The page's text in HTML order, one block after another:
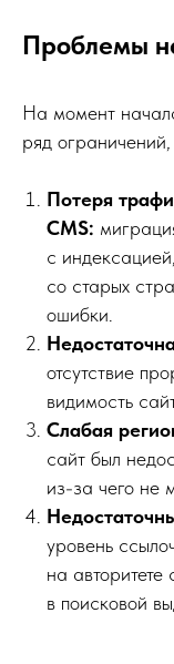
Проблемы
На момент
ряд
Потеря
CMS:
с
со старых
ошибки.
отсутствие
видимость
Слабая
сайт был
из-за чего не
уровень
на
в поисковой